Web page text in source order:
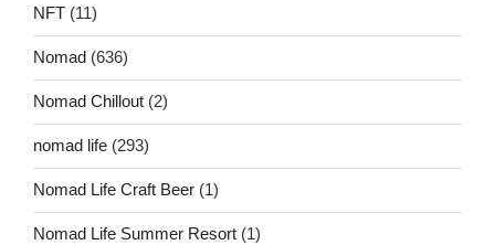
NFT (11)
Nomad (636)
Nomad Chillout (2)
nomad life (293)
Nomad Life Craft Beer (1)
Nomad Life Summer Resort (1)